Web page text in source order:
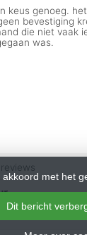
met het
Dit bericht